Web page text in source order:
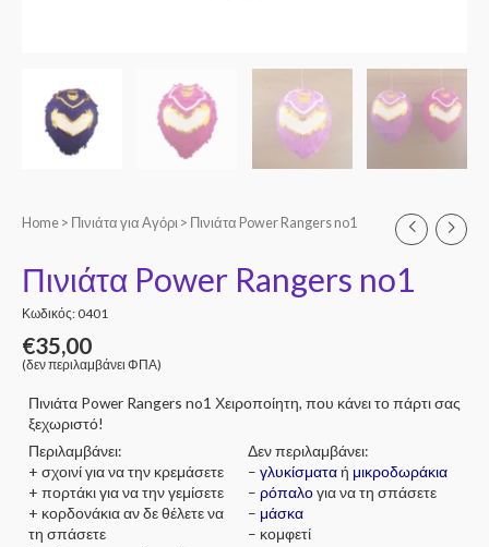
Home > Πινιάτα για Αγόρι > Πινιάτα Power Rangers no1
Πινιάτα Power Rangers no1
Κωδικός: 0401
€35,00
(δεν περιλαμβάνει ΦΠΑ)
Πινιάτα Power Rangers no1 Χειροποίητη, που κάνει το πάρτι σας
ξεχωριστό!
Περιλαμβάνει:
+ σχοινί για να την κρεμάσετε
+ πορτάκι για να την γεμίσετε
+ κορδονάκια αν δε θέλετε να
τη σπάσετε
Δεν περιλαμβάνει:
– γλυκίσματαή μικροδωράκια
– ρόπαλογια να τη σπάσετε
– μάσκα
– κομφετί